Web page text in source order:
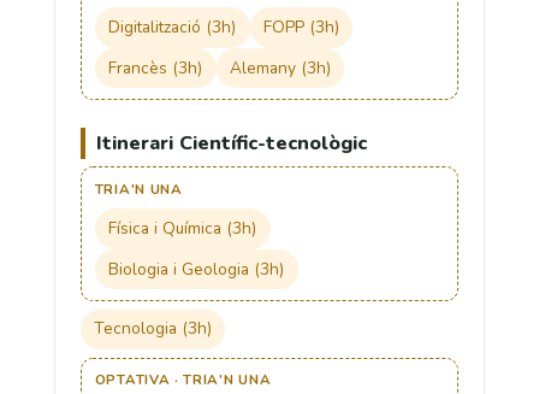
Digitalització (3h)
FOPP (3h)
Francès (3h)
Alemany (3h)
Itinerari Científic-tecnològic
TRIA'N UNA
Física i Química (3h)
Biologia i Geologia (3h)
Tecnologia (3h)
OPTATIVA · TRIA'N UNA